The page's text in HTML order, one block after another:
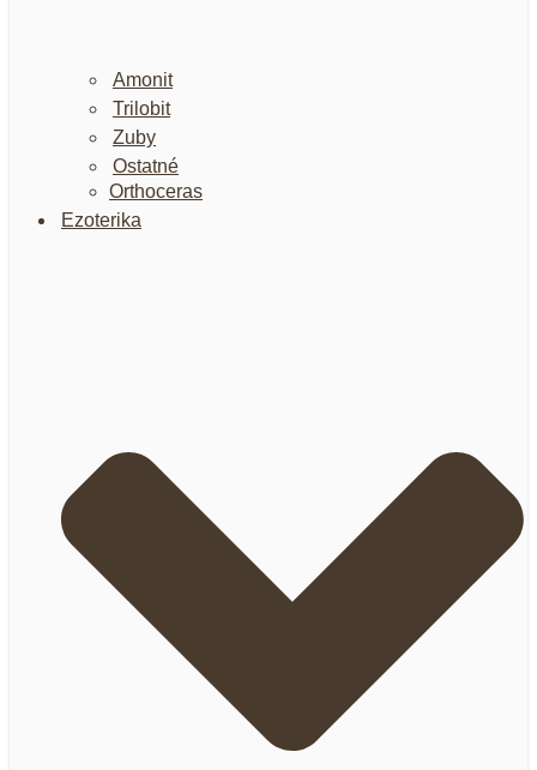
Amonit
Trilobit
Zuby
Ostatné
Orthoceras
Ezoterika